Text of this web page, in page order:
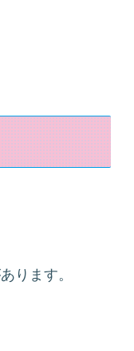
ります。